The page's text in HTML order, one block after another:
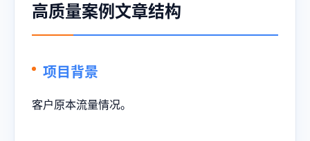
高质量案例文章结构
项目背景
客户原本流量情况。